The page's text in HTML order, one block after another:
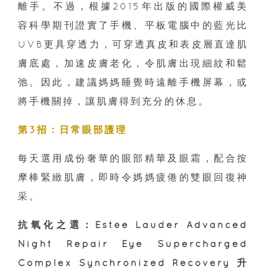
離手。不過，根據2015年出版的國際權威美
容科學期刊證實了手機、平板電腦中的藍光比
UVB更具穿透力，可穿透真皮和表皮層直達肌
膚底處，加速皮膚老化，令肌膚出現細紋和鬆
弛。因此，建議媽媽睡覺時遠離手機屏幕，或
將手機關掉，讓肌膚得到充分的休息。
第3招：日常眼部護理
每天選用成份奢華的眼部精華及眼霜，配合按
摩棒緊緻肌膚，即時令媽媽疲倦的雙眼回復神
采。
抗氧化之選：Estée Lauder Advanced
Night Repair Eye Supercharged
Complex Synchronized Recovery 升